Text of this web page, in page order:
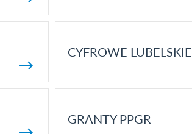
CYFROWE LUBELSKIE
GRANTY PPGR